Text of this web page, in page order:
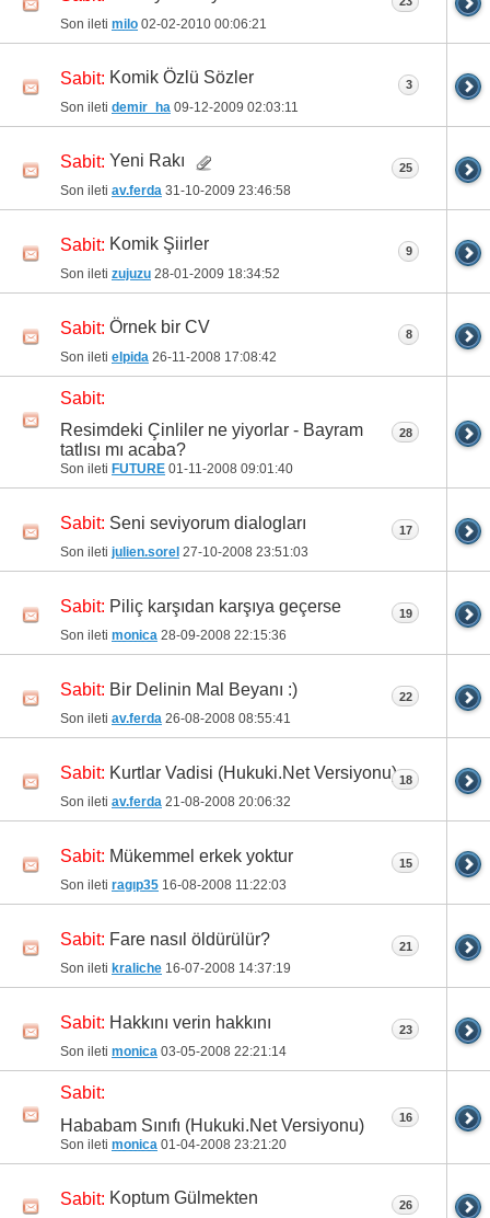
Son ileti milo 02-02-2010 00:06:21
Sabit: Komik Özlü Sözler
Son ileti demir_ha 09-12-2009 02:03:11
3
Sabit: Yeni Rakı
Son ileti av.ferda 31-10-2009 23:46:58
25
Sabit: Komik Şiirler
Son ileti zujuzu 28-01-2009 18:34:52
9
Sabit: Örnek bir CV
Son ileti elpida 26-11-2008 17:08:42
8
Sabit:
Resimdeki Çinliler ne yiyorlar - Bayram
tatlısı mı acaba?
Son ileti FUTURE 01-11-2008 09:01:40
28
Sabit: Seni seviyorum dialogları
Son ileti julien.sorel 27-10-2008 23:51:03
17
Sabit: Piliç karşıdan karşıya geçerse
Son ileti monica 28-09-2008 22:15:36
19
Sabit: Bir Delinin Mal Beyanı :)
Son ileti av.ferda 26-08-2008 08:55:41
22
Sabit: Kurtlar Vadisi (Hukuki.Net Versiyonu)
Son ileti av.ferda 21-08-2008 20:06:32
18
Sabit: Mükemmel erkek yoktur
Son ileti ragıp35 16-08-2008 11:22:03
15
Sabit: Fare nasıl öldürülür?
Son ileti kraliche 16-07-2008 14:37:19
21
Sabit: Hakkını verin hakkını
Son ileti monica 03-05-2008 22:21:14
23
Sabit:
Hababam Sınıfı (Hukuki.Net Versiyonu)
Son ileti monica 01-04-2008 23:21:20
16
Sabit: Koptum Gülmekten 26